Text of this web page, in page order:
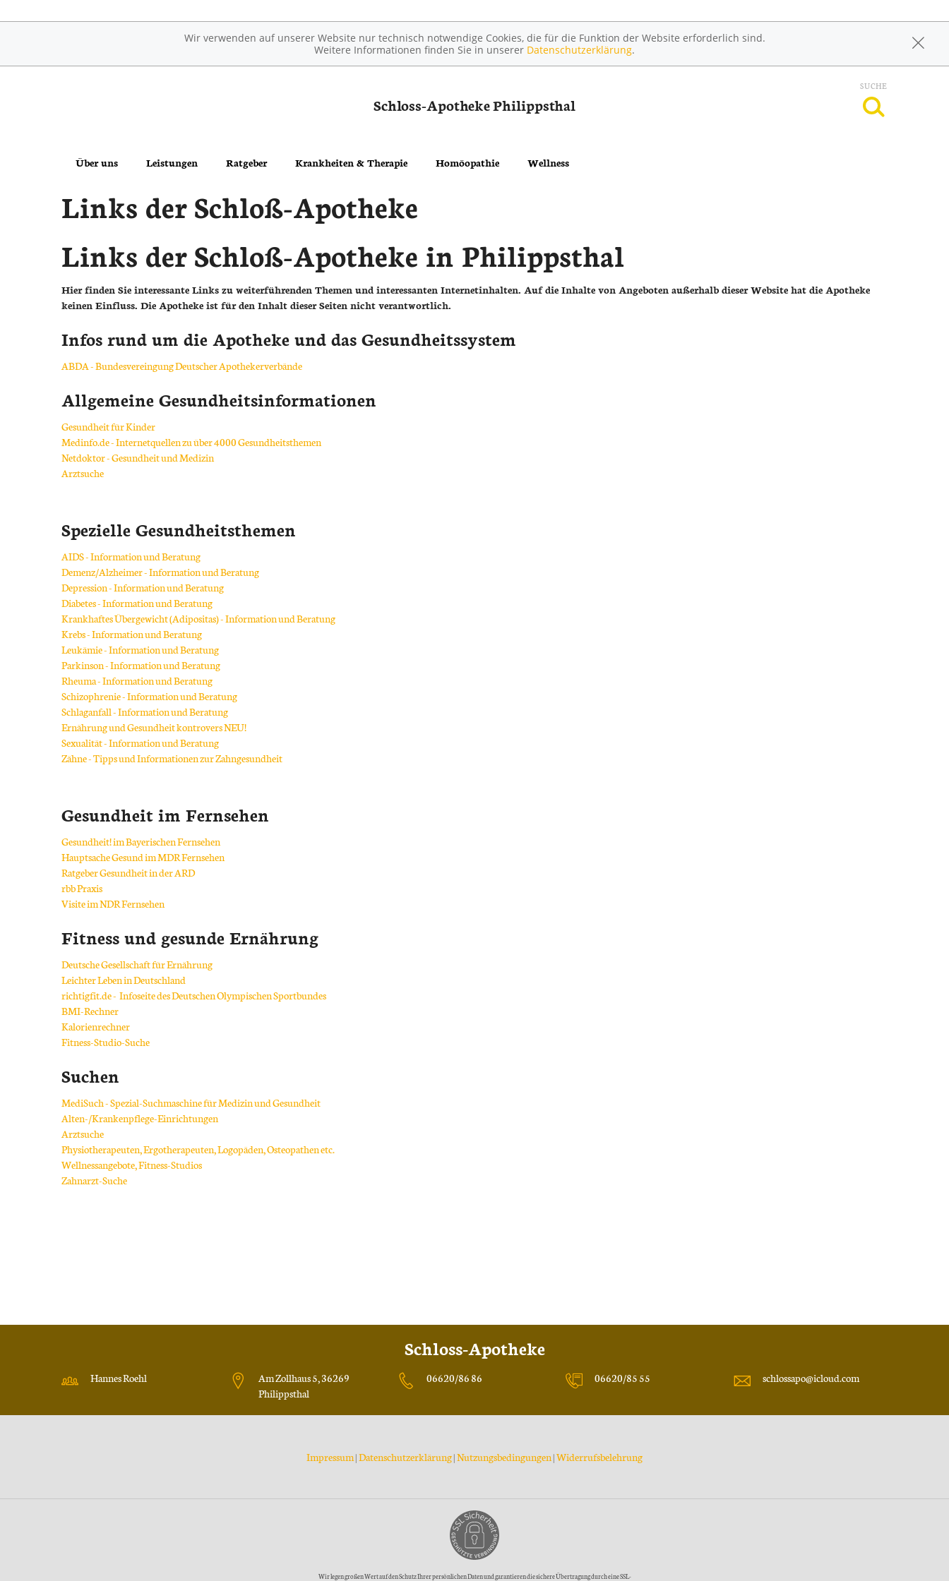
Wir verwenden auf unserer Website nur technisch notwendige Cookies, die für die Funktion der Website erforderlich sind.
Weitere Informationen finden Sie in unserer Datenschutzerklärung.
Schloss-ApothekePhilippsthal
SUCHE
Über uns
Links der Schloß-Apotheke
Ohne Rezepte keine Apotheken vor Ort!
Leistungen
Übersicht
Notdienst
Beipackzettelsuche
Notfälle A-Z
Nahrungsergänzungsmittel A-Z
Ratgeber Krankheiten & Therapie
Erkrankungen im Alter
Ästhetische Chirurgie
Augen
Herz, Gefäße, Kreislauf
Stoffwechsel
Blut, Krebs und Infektionen
Haut, Haare und Nägel
Psychische Erkrankungen
Neurologie
Schmerz- und Schlafmedizin
Frauenkrankheiten
Homöopathie Wellness
Links der Schloß-Apotheke
Links der Schloß-Apotheke in Philippsthal
Hier finden Sie interessante Links zu weiterführenden Themen und interessanten Internetinhalten. Auf die Inhalte von Angeboten außerhalb dieser Website hat die Apotheke
keinen Einfluss. Die Apotheke ist für den Inhalt dieser Seiten nicht verantwortlich.
Infos rund um die Apotheke und das Gesundheitssystem
ABDA - Bundesvereingung Deutscher Apothekerverbände
Allgemeine Gesundheitsinformationen
Gesundheit für Kinder
Medinfo.de - Internetquellen zu über 4000 Gesundheitsthemen
Netdoktor - Gesundheit und Medizin
Arztsuche
Spezielle Gesundheitsthemen
AIDS - Information und Beratung
Demenz/Alzheimer - Information und Beratung
Depression - Information und Beratung
Diabetes - Information und Beratung
Krankhaftes Übergewicht (Adipositas) - Information und Beratung
Krebs - Information und Beratung
Leukämie - Information und Beratung
Parkinson - Information und Beratung
Rheuma - Information und Beratung
Schizophrenie - Information und Beratung
Schlaganfall - Information und Beratung
Ernährung und Gesundheit kontrovers NEU!
Sexualität - Information und Beratung
Zähne - Tipps und Informationen zur Zahngesundheit
Gesundheit im Fernsehen
Gesundheit! im Bayerischen Fernsehen
Hauptsache Gesund im MDR Fernsehen
Ratgeber Gesundheit in der ARD
rbb Praxis
Visite im NDR Fernsehen
Fitness und gesunde Ernährung
Deutsche Gesellschaft für Ernährung
Leichter Leben in Deutschland
richtigfit.de - Infoseite des Deutschen Olympischen Sportbundes
BMI-Rechner
Kalorienrechner
Fitness-Studio-Suche
Suchen
MediSuch - Spezial-Suchmaschine für Medizin und Gesundheit
Alten-/Krankenpflege-Einrichtungen
Arztsuche
Physiotherapeuten, Ergotherapeuten, Logopäden, Osteopathen etc.
Wellnessangebote, Fitness-Studios
Zahnarzt-Suche
Schloss-Apotheke
Hannes Roehl
Am Zollhaus 5, 36269
Philippsthal
06620/86 86 06620/85 55 schlossapo@icloud.com
Impressum|Datenschutzerklärung|Nutzungsbedingungen|Widerrufsbelehrung
Wir legen großen Wert auf den Schutz Ihrer persönlichen Daten und garantieren die sichere Übertragung durch eine SSL-